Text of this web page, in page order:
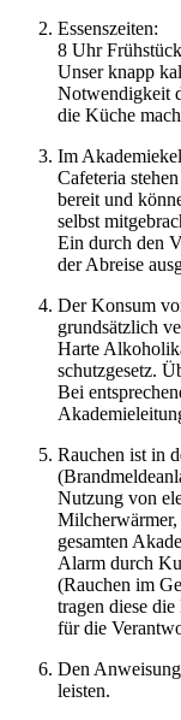
Essenszeiten:
8 Uhr
Unser knapp
Notwendigkeit
die Küche
Im
Cafeteria
bereit und
selbst
Ein durch den
der Abreise
Der Konsum
grundsätzlich
Harte
schutzgesetz.
Bei
Rauchen ist in
Nutzung von
Milcherwärmer,
gesamten
Alarm durch
(Rauchen im
tragen diese die
für die
Den
leisten.